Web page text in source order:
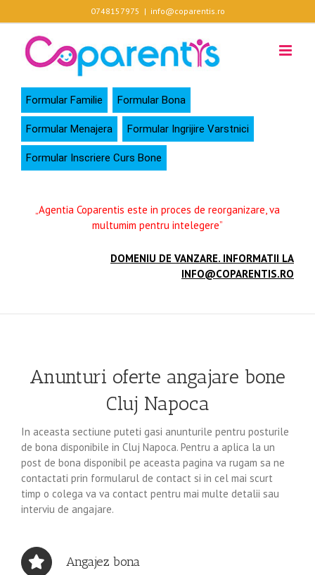
to
content
0748157975 | info@coparentis.ro
Formular Familie Formular Bona
Formular Menajera Formular Ingrijire Varstnici
Formular Inscriere Curs Bone
„Agentia Coparentis este in proces de reorganizare, va
multumim pentru intelegere”
DOMENIU DE VANZARE. INFORMATII LA
INFO@COPARENTIS.RO
Anunturi oferte angajare bone
Cluj Napoca
In aceasta sectiune puteti gasi anunturile pentru posturile
de bona disponibile in Cluj Napoca. Pentru a aplica la un
post de bona disponibil pe aceasta pagina va rugam sa ne
contactati prin formularul de contact si in cel mai scurt
timp o colega va va contact pentru mai multe detalii sau
interviu de angajare.
Angajez bona